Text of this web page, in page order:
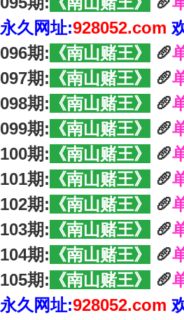
永久网址:928052.com
096期: 《南山赌王》 🥖
097期: 《南山赌王》 🥖
098期: 《南山赌王》 🥖
099期: 《南山赌王》 🥖
100期: 《南山赌王》 🥖
101期: 《南山赌王》 🥖
102期: 《南山赌王》 🥖
103期: 《南山赌王》 🥖
104期: 《南山赌王》 🥖
105期: 《南山赌王》 🥖
永久网址:928052.com